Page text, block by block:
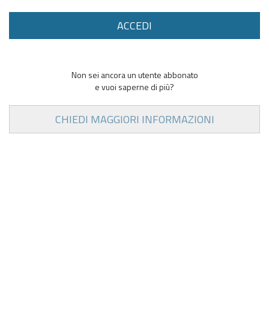
ACCEDI
Non sei ancora un utente abbonato
e vuoi saperne di più?
CHIEDI MAGGIORI INFORMAZIONI